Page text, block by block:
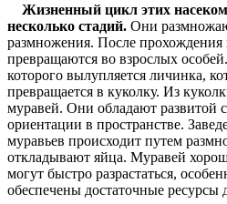
Жизненный цикл этих
несколько стадий. Они
размножения. После прохождения
превращаются во взрослых
которого вылупляется личинка,
превращается в куколку. Из
муравей. Они обладают развитой
ориентации в пространстве.
муравьев происходит путем
откладывают яйца. Муравей
могут быстро разрастаться,
обеспечены достаточные ресурсы